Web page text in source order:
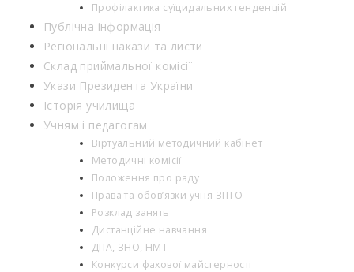
Профілактика суїцидальних тенденцій
Публічна інформація
Регіональні накази та листи
Склад приймальної комісії
Укази Президента України
Історія училища
Учням і педагогам
Віртуальний методичний кабінет
Методичні комісії
Положення про раду
Права та обов’язки учня ЗПТО
Розклад занять
Дистанційне навчання
ДПА, ЗНО, НМТ
Конкурси фахової майстерності